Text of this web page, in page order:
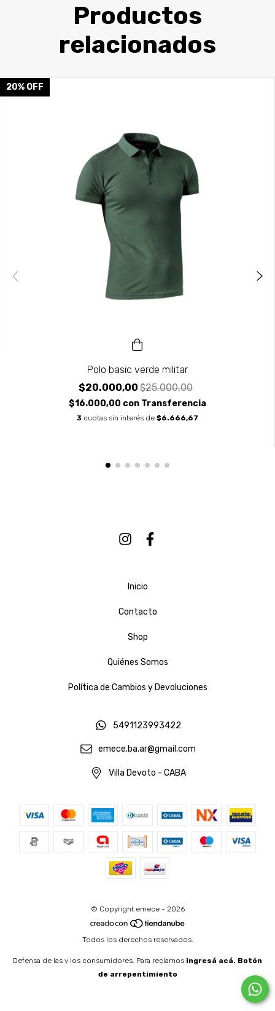
Productos
relacionados
20% OFF
Polo basic verde militar
$20.000,00 $25.000,00
$16.000,00 con Transferencia
3 cuotas sin interés de $6.666,67
Inicio
Contacto
Shop
Quiénes Somos
Política de Cambios y Devoluciones
5491123993422
emece.ba.ar@gmail.com
Villa Devoto - CABA
© Copyright emece - 2026
Todos los derechos reservados.
Defensa de las y los consumidores. Para reclamos ingresá acá. Botón
de arrepentimiento